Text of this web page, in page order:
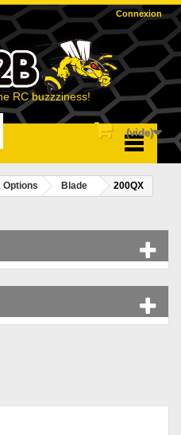
Connexion
RC buzzziness!
(vide)
Options Blade 200QX